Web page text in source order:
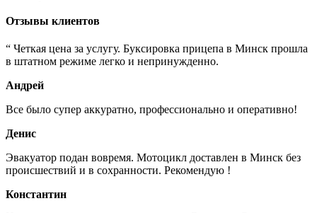
Отзывы клиентов
“ Четкая цена за услугу. Буксировка прицепа в Минск прошла
в штатном режиме легко и непринужденно.
Андрей
Все было супер аккуратно, профессионально и оперативно!
Денис
Эвакуатор подан вовремя. Мотоцикл доставлен в Минск без
происшествий и в сохранности. Рекомендую !
Константин